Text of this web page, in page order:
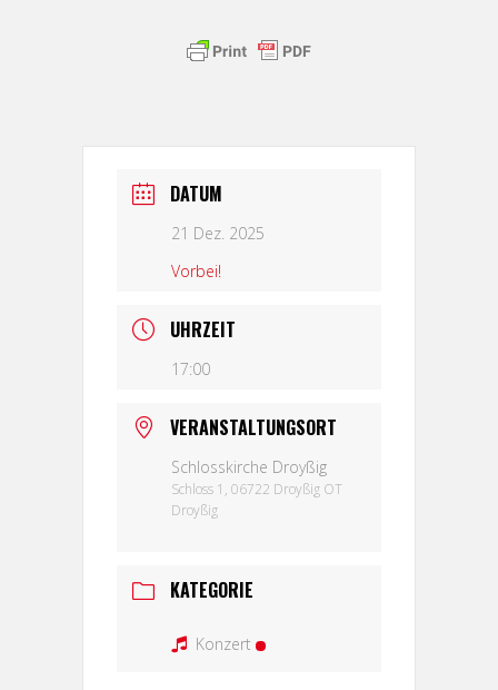
DATUM
21 Dez. 2025
Vorbei!
UHRZEIT
17:00
VERANSTALTUNGSORT
Schlosskirche Droyßig
Schloss 1, 06722 Droyßig OT
Droyßig
KATEGORIE
Konzert